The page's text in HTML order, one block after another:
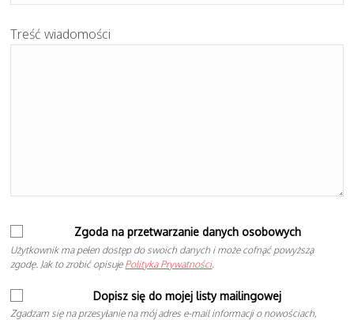
Treść wiadomości
Zgoda na przetwarzanie danych osobowych
Użytkownik ma pełen dostęp do swoich danych i może cofnąć powyższą
zgodę. Jak to zrobić opisuje Polityka Prywatności.
Dopisz się do mojej listy mailingowej
Zgadzam się na przesyłanie na mój adres e-mail informacji o nowościach,